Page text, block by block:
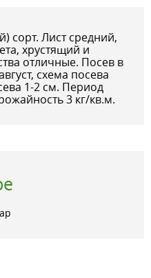
сорт. Лист средний,
хрустящий и
отличные. Посев в
схема посева
1-2 см. Период
3 кг/кв.м.